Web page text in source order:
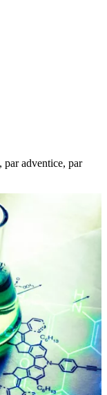
par adventice, par